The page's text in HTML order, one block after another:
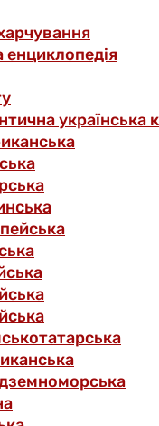
енциклопедія
українська